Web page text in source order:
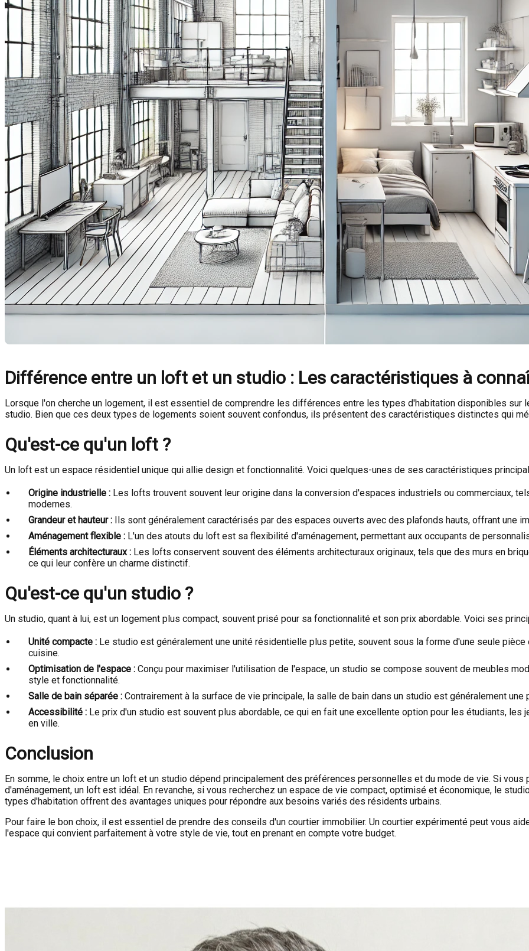
Différence entre un loft et un studio : Les caractéristiques à
Lorsque l'on cherche un logement, il est essentiel de comprendre les différences entre les types d'habitation disponibles sur
studio. Bien que ces deux types de logements soient souvent confondus, ils présentent des caractéristiques distinctes qui
Qu'est-ce qu'un loft ?
Un loft est un espace résidentiel unique qui allie design et fonctionnalité. Voici quelques-unes de ses caractéristiques
Origine industrielle : Les lofts trouvent souvent leur origine dans la conversion d'espaces industriels ou commerciaux,
modernes.
Grandeur et hauteur : Ils sont généralement caractérisés par des espaces ouverts avec des plafonds hauts, offrant une
Aménagement flexible : L'un des atouts du loft est sa flexibilité d'aménagement, permettant aux occupants de
Éléments architecturaux : Les lofts conservent souvent des éléments architecturaux originaux, tels que des murs en
ce qui leur confère un charme distinctif.
Qu'est-ce qu'un studio ?
Un studio, quant à lui, est un logement plus compact, souvent prisé pour sa fonctionnalité et son prix abordable. Voici ses
Unité compacte : Le studio est généralement une unité résidentielle plus petite, souvent sous la forme d'une seule
cuisine.
Optimisation de l'espace : Conçu pour maximiser l'utilisation de l'espace, un studio se compose souvent de meubles
style et fonctionnalité.
Salle de bain séparée : Contrairement à la surface de vie principale, la salle de bain dans un studio est généralement
Accessibilité : Le prix d'un studio est souvent plus abordable, ce qui en fait une excellente option pour les étudiants,
en ville.
Conclusion
En somme, le choix entre un loft et un studio dépend principalement des préférences personnelles et du mode de vie. Si
d'aménagement, un loft est idéal. En revanche, si vous recherchez un espace de vie compact, optimisé et économique, le
types d'habitation offrent des avantages uniques pour répondre aux besoins variés des résidents urbains.
Pour faire le bon choix, il est essentiel de prendre des conseils d'un courtier immobilier. Un courtier expérimenté peut vous
l'espace qui convient parfaitement à votre style de vie, tout en prenant en compte votre budget.